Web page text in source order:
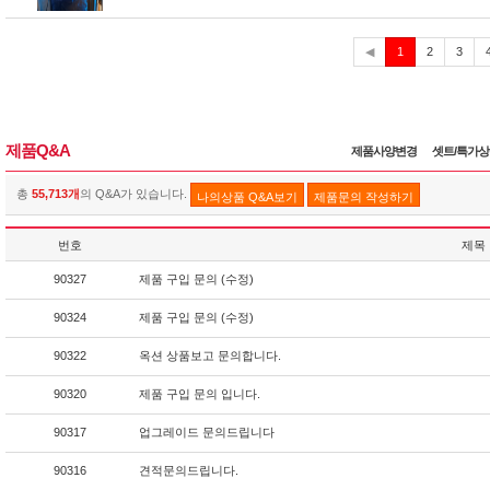
◀ 1
재
2 3
제품Q&A 제품사양변경 셋트/특가
총 55,713개의 Q&A가 있습니다. 나의상품 Q&A보기 제품문의 작성하기
번호 제목
90327 제품 구입 문의 (수정)
90324 제품 구입 문의 (수정)
90322 옥션 상품보고 문의합니다.
90320 제품 구입 문의 입니다.
90317 업그레이드 문의드립니다
90316 견적문의드립니다.